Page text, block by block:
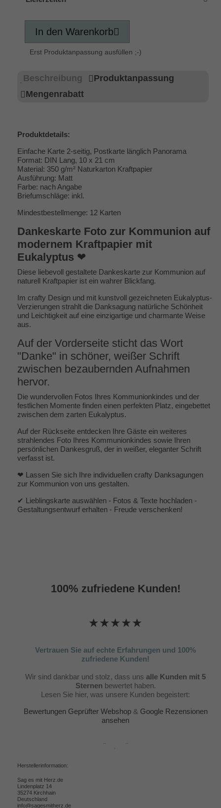
In den Warenkorb
Erst Produktanpassung ausfüllen ;-)
Beschreibung
Produktanpassung
Mengenrabatt
Produktdetails:
Einfache Karte 2-seitig, Postkarte länglich Panorama
Format: DIN Lang, 10 x 21 cm
Material: 350 g/m² Naturkarton Kraftpapier
Ausführung: Matt
Farbe: nach Angabe
Briefumschläge: inkl.
Mindestbestellmenge: 12 Karten
Dankeskarte Foto zur Kommunion auf
modernem Kraftpapier mit
Eukalyptus ❤
Diese liebevoll gestaltete Dankeskarte zur Kommunion auf
naturell Kraftpapier ist ein wahrer Blickfang.
Im crafty Design und mit kunstvoll gezeichneten Eukalyptus-
Verzierungen strahlt die Danksagung natürliche Schönheit
und Leichtigkeit auf eine einzigartige und charmante Weise
aus.
Auf der Vorderseite sticht das Wort
"Danke" in schöner, weißer Schrift
zwischen bezaubernden Aufnahmen
hervor.
Die wundervollen Fotos Ihres Kommunionkindes und der
festlichen Momente finden einen perfekten Platz, eingebettet
zwischen dem zarten Eukalyptus.
Auf der Rückseite entdecken Ihre Gäste ein weiteres
strahlendes Foto Ihres Kommunionkindes sowie Ihren
persönlichen Dankesgruß, der in weißer, eleganter Schrift
verfasst ist.
❤ Lassen Sie sich Ihre individuellen crafty Danksagungen
zur Kommunion von uns gestalten.
✔ Lieblingskarte auswählen - Fotos & Texte hochladen -
Gestaltungsentwurf erhalten - Freude verschenken!
100% zufriedene Kunden!
★★★★★
Vertrauen Sie auf echte Erfahrungen und 100%
zufriedene Kunden!
Wir sind dankbar und stolz, dass uns alle Kunden mit 5
Sternen bewertet haben.
Lesen Sie hier, was unsere Kunden begeistert:
Bewertungen Geprüfter Webshop& Google Rezensionen
ansehen
Herstellerinformation:
Sag es mit Herz.de
Lindenplatz 14
35274 Kirchhain
Deutschland
info@sagesmitherz.de